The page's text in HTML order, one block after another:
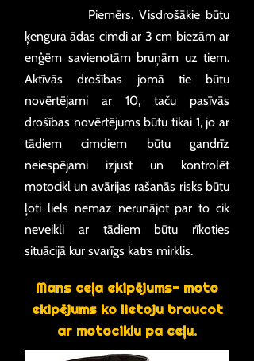
Piemērs. Visdrošākie būtu
ķengura ādas cimdi ar 3 cm biezām ar
enģēm savienotām bruņām uz tiem.
Aktīvās drošības jomā tie būtu
novērtējami ar 10, taču pasīvās
drošības novērtējums būtu tikai 1, jo ar
tādiem cimdiem būtu gandrīz
neiespējami izjust un kontrolēt
motocikl un avārijas rašanās risks būtu
ļoti liels nemaz nerunājot par to cik
neveikli ar tādiem būtu rīkoties
situācijā kur svarīgs katrs mirklis.
Mans ceļa ekipējums- moto
ekipējums ko lietoju braucot
ar motociklu pa ceļu.